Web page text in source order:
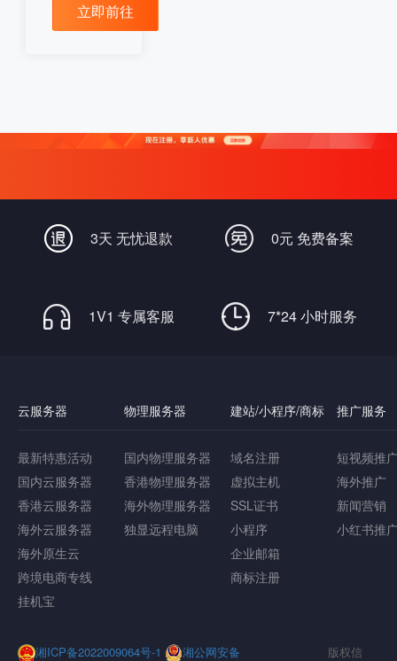
立即前往
3天 无忧退款 0元 免费备案
1V1 专属客服 7*24 小时服务
云服务器
最新特惠活动
国内云服务器
香港云服务器
海外云服务器
海外原生云
跨境电商专线
挂机宝
物理服务器
国内物理服务器
香港物理服务器
海外物理服务器
独显远程电脑
建站/小程序/商标
域名注册
虚拟主机
SSL证书
小程序
企业邮箱
商标注册
推广服务
短视频推
海外推广
新闻营销
小红书推
湘ICP备2022009064号-1 湘公网安备 版权信